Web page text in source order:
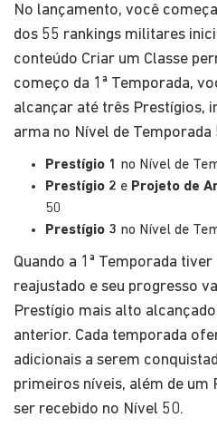
No lançamento, você
dos 55 rankings militares
conteúdo Criar um Classe
começo da 1ª Temporada,
alcançar até três Prestígios,
arma no Nível de Temporada
Prestígio 1
no Nível de
Prestígio 2 e Projeto de
50
Prestígio 3 no Nível de
Quando a 1ª Temporada
reajustado e seu progresso
Prestígio mais alto
anterior. Cada temporada
adicionais a serem
primeiros níveis, além de um
ser recebido no Nível 50.